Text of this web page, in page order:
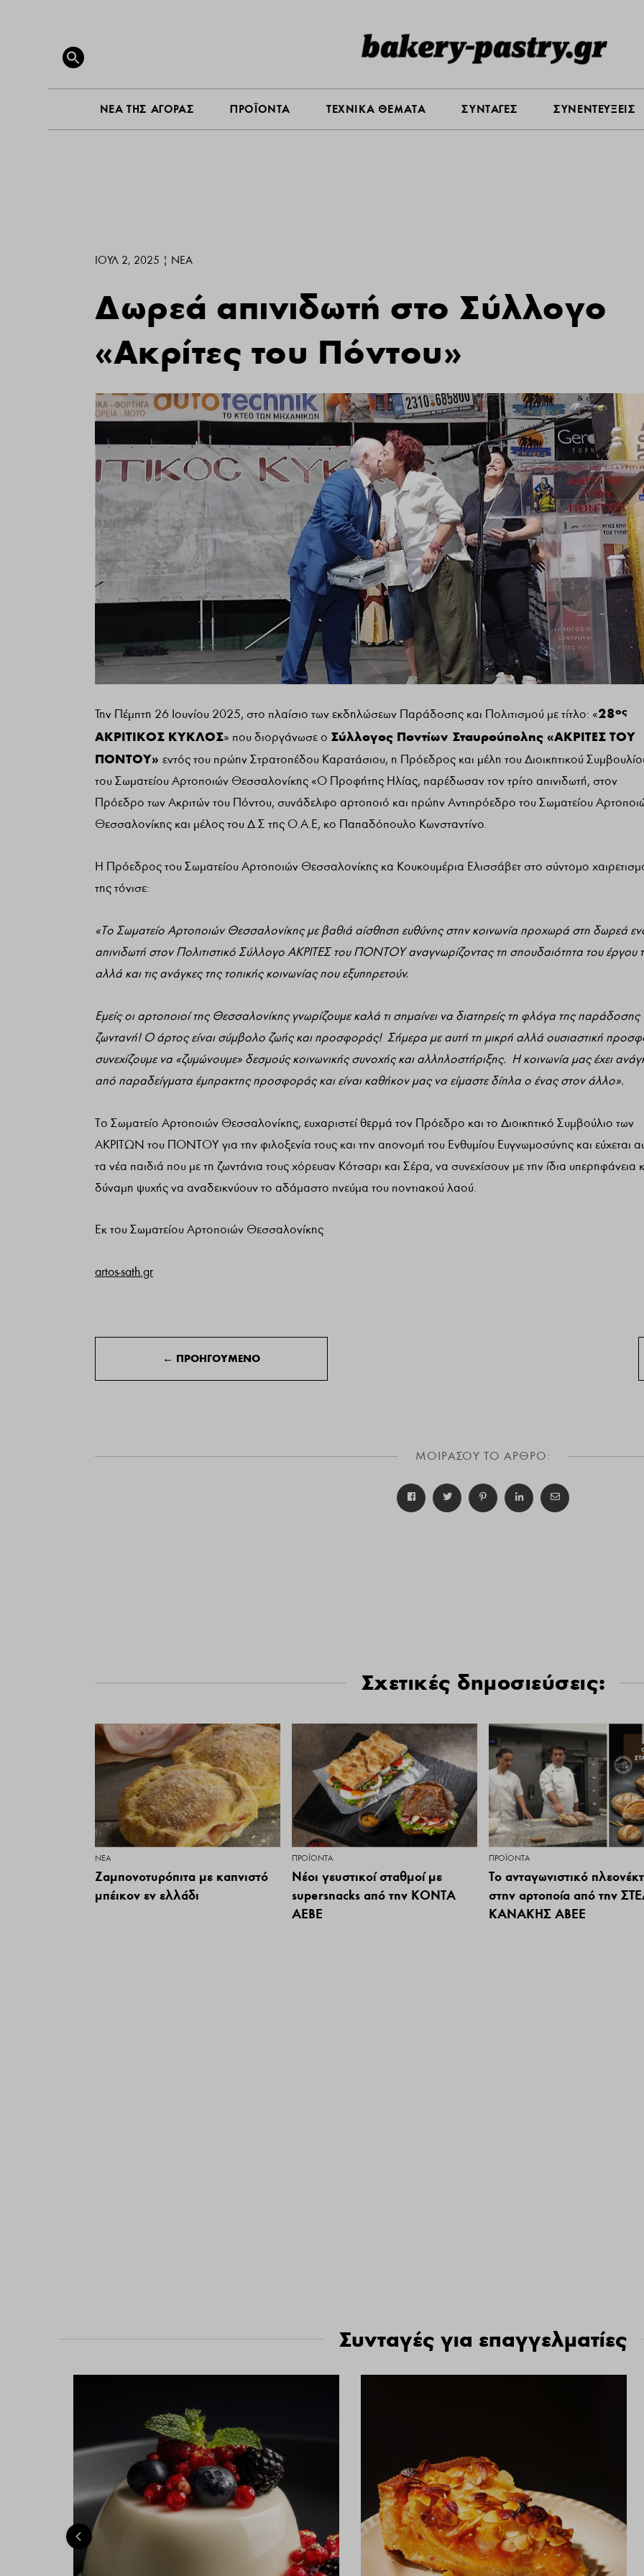
Search
for:
SEARCH BUTTON
ΝΕΑ ΤΗΣ ΑΓΟΡΑΣ ΠΡΟΪΟΝΤΑ ΤΕΧΝΙΚΑ ΘΕΜΑΤΑ ΣΥΝΤΑΓΕΣ ΣΥΝΕΝΤΕΥΞΕΙΣ
ΙΟΎΛ 2, 2025 | ΝΕΑ
Δωρεά απινιδωτή στο Σύλλογο
«Ακρίτες του Πόντου»
Την Πέμπτη 26 Ιουνίου 2025, στο πλαίσιο των εκδηλώσεων Παράδοσης και Πολιτισμού με τίτλο: «28ος
ΑΚΡΙΤΙΚΟΣ ΚΥΚΛΟΣ» που διοργάνωσε ο Σύλλογος Ποντίων Σταυρούπολης «ΑΚΡΙΤΕΣ ΤΟΥ
ΠΟΝΤΟΥ» εντός του πρώην Στρατοπέδου Καρατάσιου, η Πρόεδρος και μέλη του Διοικητικού
του Σωματείου Αρτοποιών Θεσσαλονίκης «Ο Προφήτης Ηλίας, παρέδωσαν τον τρίτο απινιδωτή, στον
Πρόεδρο των Ακριτών του Πόντου, συνάδελφο αρτοποιό και πρώην Αντιπρόεδρο του Σωματείου
Θεσσαλονίκης και μέλος του Δ.Σ της Ο.Α.Ε, κο Παπαδόπουλο Κωνσταντίνο.
Η Πρόεδρος του Σωματείου Αρτοποιών Θεσσαλονίκης κα Κουκουμέρια Ελισσάβετ στο σύντομο
της τόνισε:
«Το Σωματείο Αρτοποιών Θεσσαλονίκης με βαθιά αίσθηση ευθύνης στην κοινωνία προχωρά στη δωρεά
απινιδωτή στον Πολιτιστικό Σύλλογο ΑΚΡΙΤΕΣ του ΠΟΝΤΟΥ αναγνωρίζοντας τη σπουδαιότητα του έργου
αλλά και τις ανάγκες της τοπικής κοινωνίας που εξυπηρετούν.
Εμείς οι αρτοποιοί της Θεσσαλονίκης γνωρίζουμε καλά τι σημαίνει να διατηρείς τη φλόγα της παράδοσης
ζωντανή! Ο άρτος είναι σύμβολο ζωής και προσφοράς! Σήμερα με αυτή τη μικρή αλλά ουσιαστική
συνεχίζουμε να «ζυμώνουμε» δεσμούς κοινωνικής συνοχής και αλληλοστήριξης. Η κοινωνία μας έχει
από παραδείγματα έμπρακτης προσφοράς και είναι καθήκον μας να είμαστε δίπλα ο ένας στον άλλο».
Το Σωματείο Αρτοποιών Θεσσαλονίκης, ευχαριστεί θερμά τον Πρόεδρο και το Διοικητικό Συμβούλιο των
ΑΚΡΙΤΩΝ του ΠΟΝΤΟΥ για την φιλοξενία τους και την απονομή του Ενθυμίου Ευγνωμοσύνης και εύχεται
τα νέα παιδιά που με τη ζωντάνια τους χόρευαν Κότσαρι και Σέρα, να συνεχίσουν με την ίδια υπερηφάνεια
δύναμη ψυχής να αναδεικνύουν το αδάμαστο πνεύμα του ποντιακού λαού.
Εκ του Σωματείου Αρτοποιών Θεσσαλονίκης
artos-sath.gr
← ΠΡΟΗΓΟΥΜΕΝΟ
ΜΟΙΡΑΣΟΥ ΤΟ ΑΡΘΡΟ:
Σχετικές δημοσιεύσεις:
ΝΕΑ
Ζαμπονοτυρόπιτα με καπνιστό
μπέικον εν ελλάδι
ΠΡΟΪΌΝΤΑ
Νέοι γευστικοί σταθμοί με
supersnacks από την ΚΟΝΤΑ
ΑΕΒΕ
ΠΡΟΪΌΝΤΑ
Το ανταγωνιστικό
στην αρτοποία από την
ΚΑΝΑΚΗΣ ΑΒΕΕ
Συνταγές για επαγγελματίες